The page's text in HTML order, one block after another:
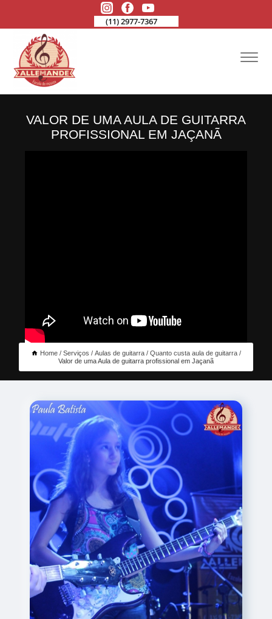
(11) 2977-7367
VALOR DE UMA AULA DE GUITARRA
PROFISSIONAL EM JAÇANÃ
Home Serviços Aulas de guitarra
Quanto custa aula de guitarra
Valor de uma Aula de guitarra profissional em Jaçanã